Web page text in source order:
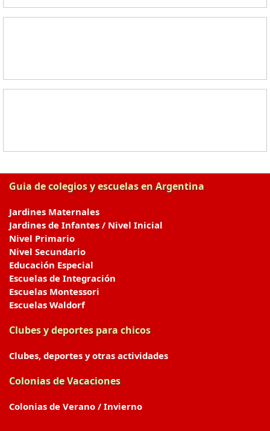
Guia de colegios y escuelas en Argentina
Jardines Maternales
Jardines de Infantes / Nivel Inicial
Nivel Primario
Nivel Secundario
Educación Especial
Escuelas de Integración
Escuelas Montessori
Escuelas Waldorf
Clubes y deportes para chicos
Clubes, deportes y otras actividades
Colonias de Vacaciones
Colonias de Verano / Invierno